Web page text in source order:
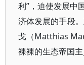
利”，迫使发展中
济体发展的手段
戈（Matthias
裸裸的生态帝国主